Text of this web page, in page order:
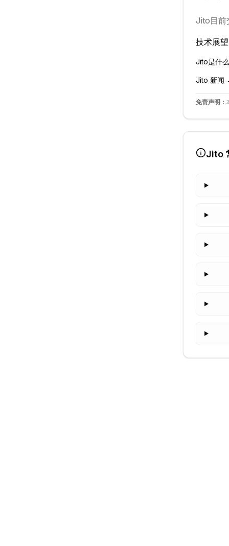
Jito目前
技术展望
Jito是什
Jito 新闻
免责声明：
Jito